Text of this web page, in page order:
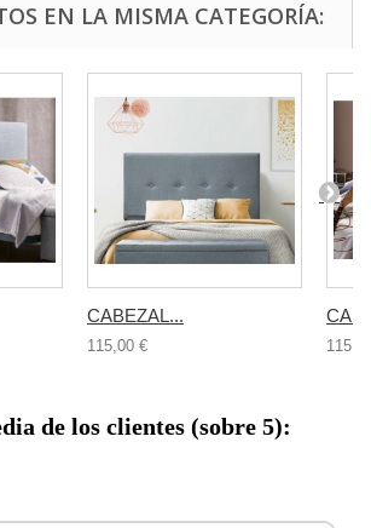
EN LA MISMA CATEGORÍA:
CABEZAL...
115,00 €
de los clientes (sobre 5):